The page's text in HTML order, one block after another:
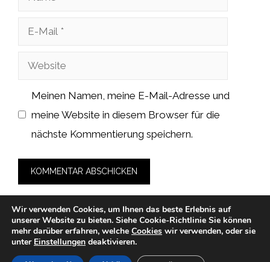
Website
Meinen Namen, meine E-Mail-Adresse und
meine Website in diesem Browser für die
nächste Kommentierung speichern.
© 2026 cah-fans.de -Datenschutzerklärung
Wir verwenden Cookies, um Ihnen das beste Erlebnis auf
unserer Website zu bieten. Siehe Cookie-Richtlinie Sie können
mehr darüber erfahren, welche Cookies wir verwenden, oder sie
unter Einstellungen deaktivieren.